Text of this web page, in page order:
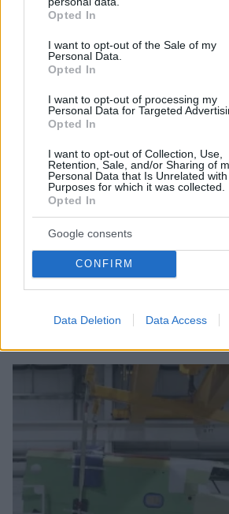
grant or deny consent to Google and its
use your data for below specified
consent section.
Opted In
I want to opt-out of the Sale of my
Personal Data.
Opted In
I want to opt-out of processing my
Personal Data for Targeted
Opted In
I want to opt-out of Collection, Use,
Retention, Sale, and/or Sharing of
Personal Data that Is Unrelated
Purposes for which it was collected.
Opted In
Google consents
CONFIRM
Data Deletion Data Access
Δείτε βίντεο: Το πλυντήριο έκρυβε...
πριν 30 λεπτά
Βίντεο: Η Ελένη Μενεγάκη
στο Φισκάρδο με τον Μάκη
πριν 32 λεπτά
«Υβριδική απειλή από ξένες
«φωτογραφίζει» τη Ρωσία, ως
στο αεροδρόμιο της Λειψίας
πριν 32 λεπτά
Νεκροτομή και τοξικολογικές θα
90χρονος στον Μυστρά πέθανε από
πριν 37 λεπτά
ΔΕΙΤΕ ΟΛΕΣ ΤΙΣ ΕΙΔΗΣΕΙΣ